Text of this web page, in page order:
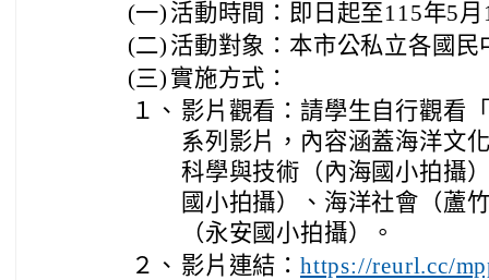
(一) 活動時間：即日起至115年5
(二) 活動對象：本市公私立各國民
(三) 實施方式：
１、 影片觀看：請學生自行觀看
系列影片，內容涵蓋海洋文
科學與技術（內海國小拍攝
國小拍攝）、海洋社會（蘆
（永安國小拍攝）。
２、 影片連結： https://reurl.cc/